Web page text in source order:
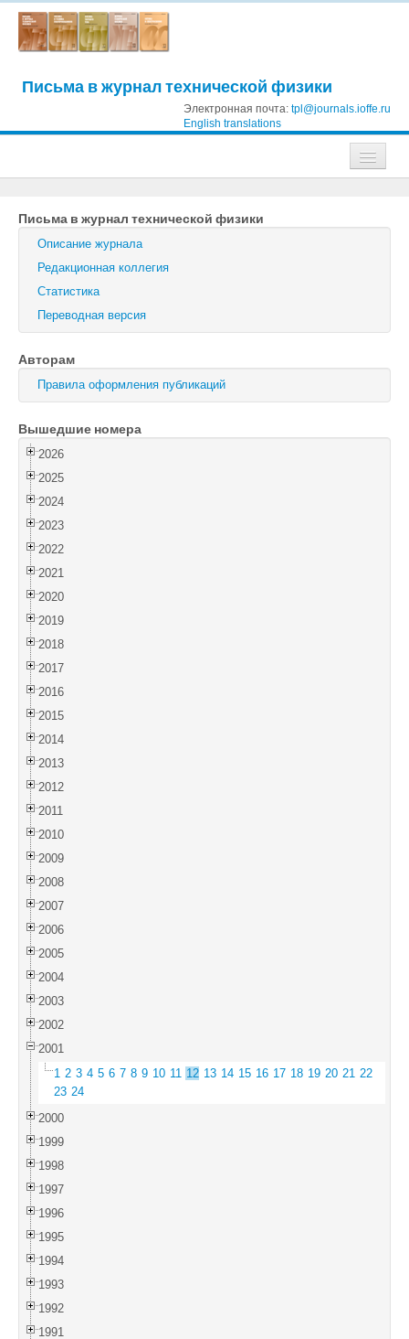
Письма в журнал технической физики
Электронная почта: tpl@journals.ioffe.ru
English translations
Журнал технической физики
Письма в Журнал технической физики
Физика твердого тела
Физика и техника полупроводников
Оптика и спектроскопия
Поиск
Войти
Письма в журнал технической физики
Описание журнала
Редакционная коллегия
Статистика
Переводная версия
Авторам
Правила оформления публикаций
Вышедшие номера
2026
2025
2024
2023
2022
2021
2020
2019
2018
2017
2016
2015
2014
2013
2012
2011
2010
2009
2008
2007
2006
2005
2004
2003
2002
2001
1 2 3 4 5 6 7 8 9 10 11 12 13 14 15 16 17 18 19 20 21 22
23 24
2000
1999
1998
1997
1996
1995
1994
1993
1992
1991